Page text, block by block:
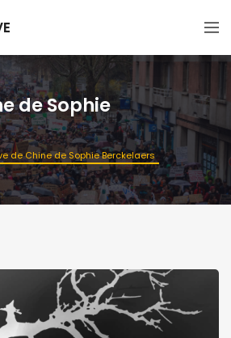
de Sophie
de Chine de Sophie Berckelaers